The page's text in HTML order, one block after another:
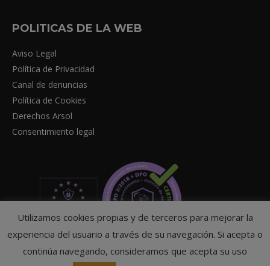
POLITICAS DE LA WEB
Aviso Legal
Política de Privacidad
Canal de denuncias
Política de Cookies
Derechos Arsol
Consentimiento legal
Utilizamos cookies propias y de terceros para mejorar la
experiencia del usuario a través de su navegación. Si acepta o
continúa navegando, consideramos que acepta su uso